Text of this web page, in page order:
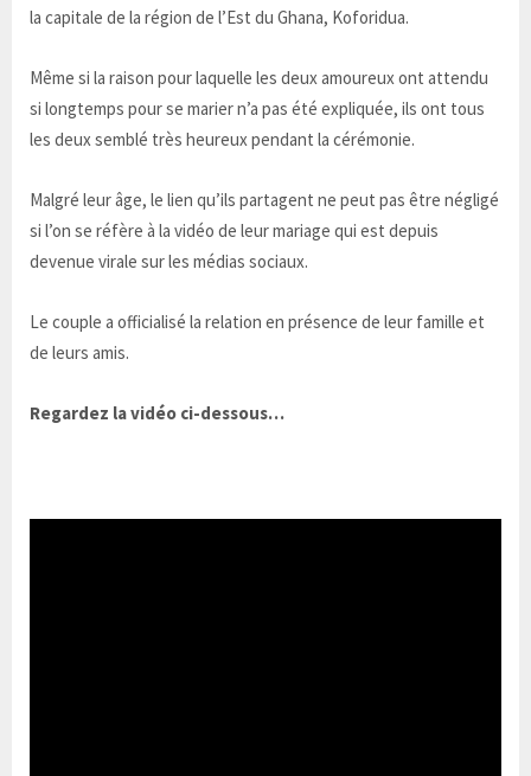
la capitale de la région de l’Est du Ghana, Koforidua.
Même si la raison pour laquelle les deux amoureux ont attendu
si longtemps pour se marier n’a pas été expliquée, ils ont tous
les deux semblé très heureux pendant la cérémonie.
Malgré leur âge, le lien qu’ils partagent ne peut pas être négligé
si l’on se réfère à la vidéo de leur mariage qui est depuis
devenue virale sur les médias sociaux.
Le couple a officialisé la relation en présence de leur famille et
de leurs amis.
Regardez la vidéo ci-dessous…